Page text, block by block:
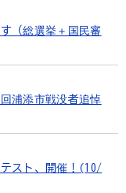
（総選挙＋国民審
浦添市戦没者追悼
スト、開催！(10/